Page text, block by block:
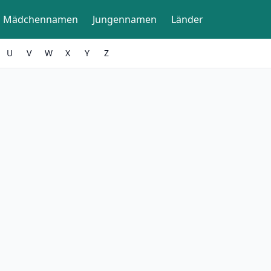
Mädchennamen Jungennamen Länder
U V W X Y Z